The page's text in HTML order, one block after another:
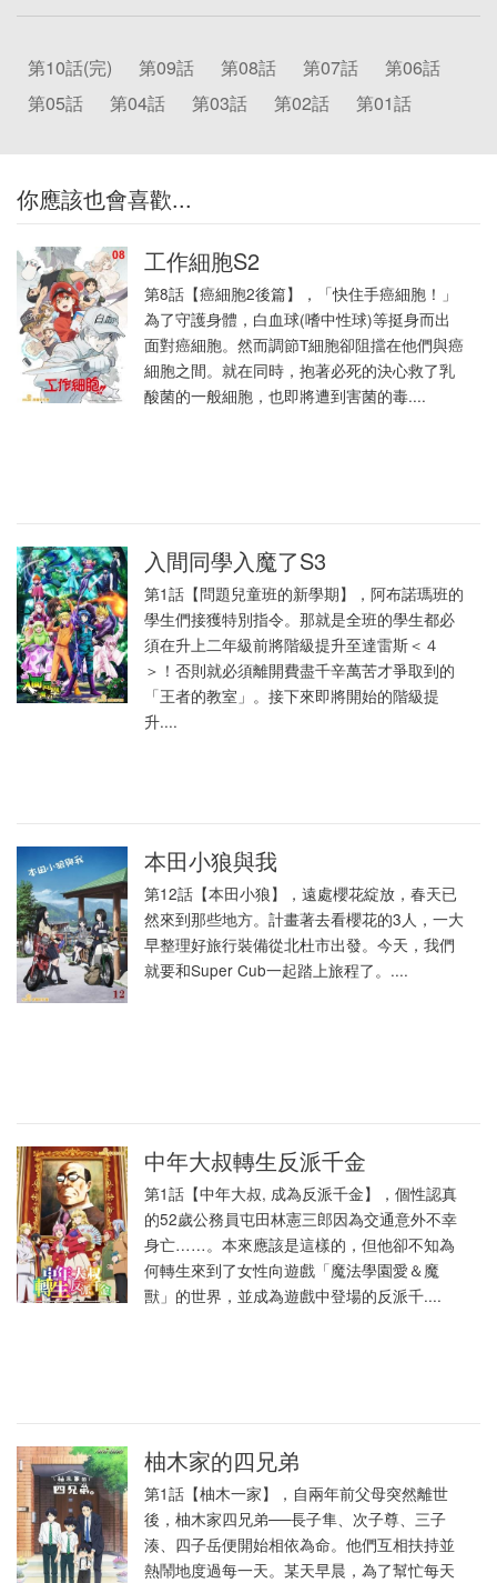
第10話(完) 第09話 第08話 第07話
第06話
第05話
第04話 第03話 第02話 第01話
你應該也會喜歡...
工作細胞S2
第8話【癌細胞2後篇】，「快住手癌細胞！」
為了守護身體，白血球(嗜中性球)等挺身而出
面對癌細胞。然而調節T細胞卻阻擋在他們與癌
細胞之間。就在同時，抱著必死的決心救了乳
酸菌的一般細胞，也即將遭到害菌的毒....
入間同學入魔了S3
第1話【問題兒童班的新學期】，阿布諾瑪班的
學生們接獲特別指令。那就是全班的學生都必
須在升上二年級前將階級提升至達雷斯＜４
＞！否則就必須離開費盡千辛萬苦才爭取到的
「王者的教室」。接下來即將開始的階級提
升....
本田小狼與我
第12話【本田小狼】，遠處櫻花綻放，春天已
然來到那些地方。計畫著去看櫻花的3人，一大
早整理好旅行裝備從北杜市出發。今天，我們
就要和Super Cub一起踏上旅程了。....
中年大叔轉生反派千金
第1話【中年大叔, 成為反派千金】，個性認真
的52歲公務員屯田林憲三郎因為交通意外不幸
身亡……。本來應該是這樣的，但他卻不知為
何轉生來到了女性向遊戲「魔法學園愛＆魔
獸」的世界，並成為遊戲中登場的反派千....
柚木家的四兄弟
第1話【柚木一家】，自兩年前父母突然離世
後，柚木家四兄弟──長子隼、次子尊、三子
湊、四子岳便開始相依為命。他們互相扶持並
熱鬧地度過每一天。某天早晨，為了幫忙每天